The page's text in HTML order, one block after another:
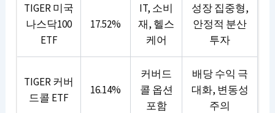
TIGER 미국
나스닥100
ETF
17.52%
IT, 소비
재, 헬스
케어
성장 집중형,
안정적 분산
투자
TIGER 커버
드콜 ETF
16.14%
커버드
콜 옵션
포함
배당 수익 극
대화, 변동성
주의